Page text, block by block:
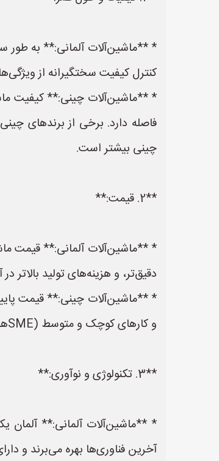
* **ماشین‌آلات آلمانی:** به طور
کنترل کیفیت سختگیرانه از
* **ماشین‌آلات چینی:** کیفیت
فاصله دارد. برخی از برندهای
چینی بیشتر است.
**2. قیمت:**
* **ماشین‌آلات آلمانی:** قیمت
دقیق‌تر، و هزینه‌های تولید بالاتر
* **ماشین‌آلات چینی:** قیمت
و کارهای کوچک و متوسط (SMEها)، به خرید ماشین‌آلات چینی روی بیاورند.
**3. تکنولوژی و نوآوری:**
* **ماشین‌آلات آلمانی:** آلمان
آخرین فناوری‌ها بهره می‌برند و